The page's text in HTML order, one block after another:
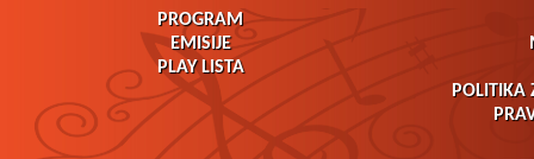
PROGRAM
EMISIJE
PLAY LISTA
POLITIKA